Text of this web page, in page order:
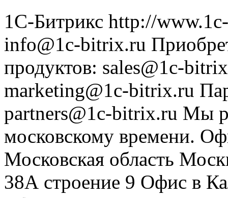
1С-Битрикс http://
info@1c-bitrix.ru
продуктов: sales@1c-
marketing@1c-bitrix.ru
partners@1c-bitrix.ru Мы
московскому времени.
Московская область
38А строение 9 Офис в